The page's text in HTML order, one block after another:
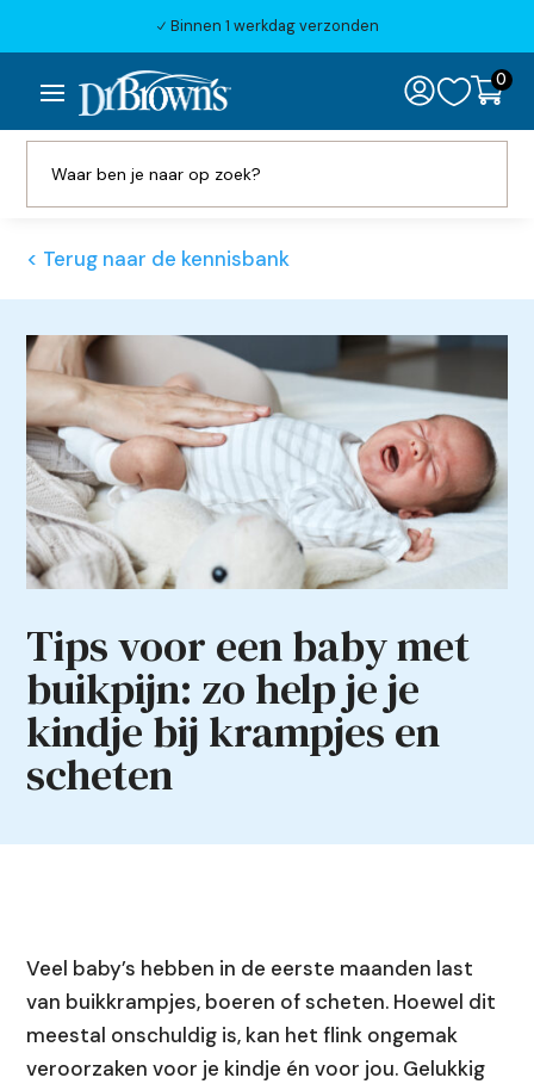
N Binnen 1 werkdag verzonden
 0
< Terug naar de kennisbank
Tips voor een baby met
buikpijn: zo help je je
kindje bij krampjes en
scheten
Veel baby’s hebben in de eerste maanden last
van buikkrampjes, boeren of scheten. Hoewel dit
meestal onschuldig is, kan het flink ongemak
veroorzaken voor je kindje én voor jou. Gelukkig